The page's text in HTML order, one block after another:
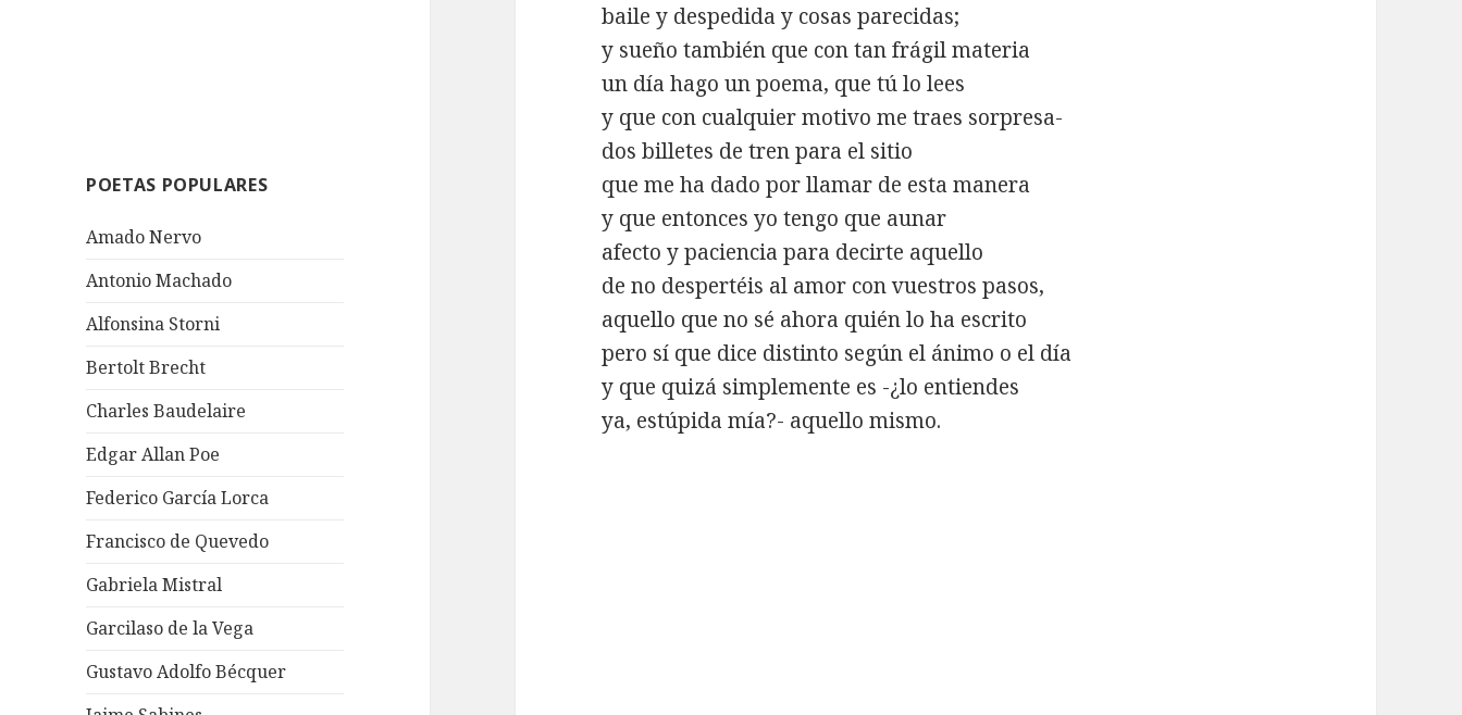
POETAS POPULARES
Amado Nervo
Antonio Machado
Alfonsina Storni
Bertolt Brecht
Charles Baudelaire
Edgar Allan Poe
Federico García Lorca
Francisco de Quevedo
Gabriela Mistral
Garcilaso de la Vega
Gustavo Adolfo Bécquer
baile y despedida y cosas parecidas;
y sueño también que con tan frágil materia
un día hago un poema, que tú lo lees
y que con cualquier motivo me traes sorpresa-
dos billetes de tren para el sitio
que me ha dado por llamar de esta manera
y que entonces yo tengo que aunar
afecto y paciencia para decirte aquello
de no despertéis al amor con vuestros pasos,
aquello que no sé ahora quién lo ha escrito
pero sí que dice distinto según el ánimo o el día
y que quizá simplemente es -¿lo entiendes
ya, estúpida mía?- aquello mismo.